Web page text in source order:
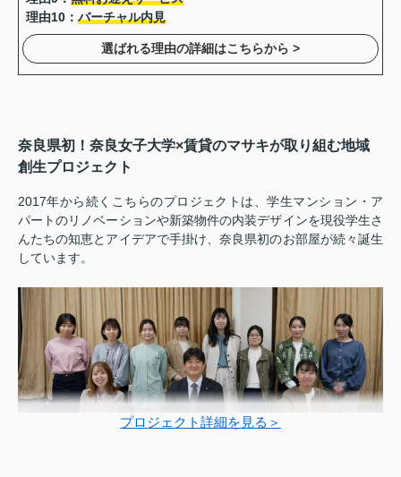
理由10：バーチャル内見
選ばれる理由の詳細はこちらから >
奈良県初！奈良女子大学×賃貸のマサキが取り組む地域
創生プロジェクト
2017年から続くこちらのプロジェクトは、学生マンション・ア
パートのリノベーションや新築物件の内装デザインを現役学生さ
んたちの知恵とアイデアで手掛け、奈良県初のお部屋が続々誕生
しています。
プロジェクト詳細を見る＞